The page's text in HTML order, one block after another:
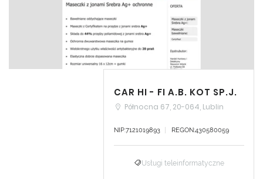
CAR HI - FI A.B. KOT SP.J.
Północna 67, 20-064, Lublin
NIP:7121019893 REGON:430580059
Usługi teleinformatyczne